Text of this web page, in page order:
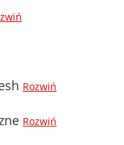
Rozwiń
Rozwiń